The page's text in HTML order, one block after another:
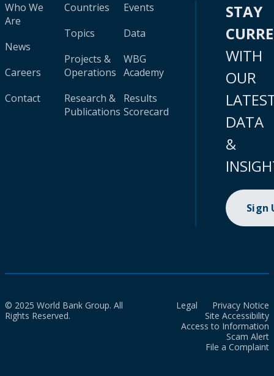
Who We
Are
News
Careers
Contact
Countries
Topics
Projects &
Operations
Research &
Publications
Events
Data
WBG
Academy
Results
Scorecard
STAY
WITH
OUR
DATA
&
Sign
© 2025 World Bank Group. All
Rights Reserved.
Legal
Privacy Notice
Site Accessibility
Access to Information
Scam Alert
File a Complaint